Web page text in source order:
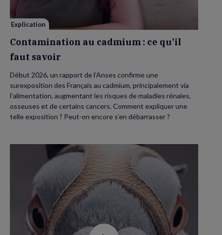
savoir
Explication
Contamination au cadmium : ce qu’il
faut savoir
Début 2026, un rapport de l’Anses confirme une
surexposition des Français au cadmium, principalement via
l’alimentation, augmentant les risques de maladies rénales,
osseuses et de certains cancers. Comment expliquer une
telle exposition ? Peut-on encore s’en débarrasser ?